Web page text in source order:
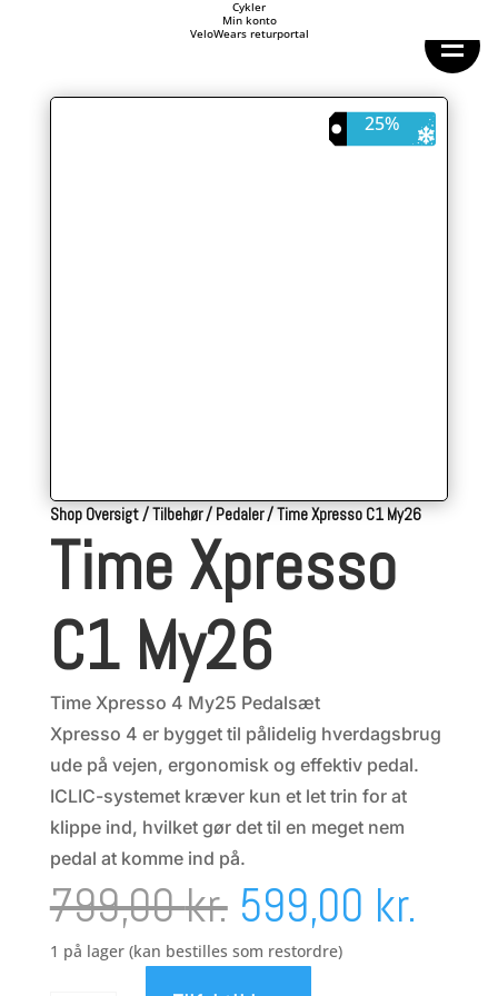
Geargrupper
Cykler
Min konto
VeloWears returportal
25%
Shop Oversigt/Tilbehør/Pedaler/Time Xpresso C1 My26
Time Xpresso
C1 My26
Time Xpresso 4 My25 Pedalsæt
Xpresso 4 er bygget til pålidelig hverdagsbrug
ude på vejen, ergonomisk og effektiv pedal.
ICLIC-systemet kræver kun et let trin for at
klippe ind, hvilket gør det til en meget nem
pedal at komme ind på.
799,00kr. Den
oprindelige
599,00 kr.
1 på lager (kan bestilles som restordre)